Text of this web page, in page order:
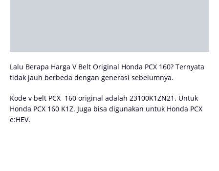
Lalu Berapa Harga V Belt Original Honda PCX 160? Ternyata
tidak jauh berbeda dengan generasi sebelumnya.
Kode v belt PCX 160 original adalah 23100K1ZN21. Untuk
Honda PCX 160 K1Z. Juga bisa digunakan untuk Honda PCX
e:HEV.